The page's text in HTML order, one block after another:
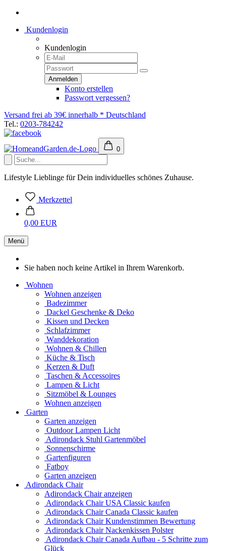
Kundenlogin
Kundenlogin
Konto erstellen
Passwort vergessen?
Versand frei ab 39€ innerhalb * Deutschland
Tel.: 0203-784242
0
Lifestyle Lieblinge für Dein individuelles schönes Zuhause.
Merkzettel
0,00 EUR
Menü
Sie haben noch keine Artikel in Ihrem Warenkorb.
Wohnen
Wohnen anzeigen
Badezimmer
Dackel Geschenke & Deko
Kissen und Decken
Schlafzimmer
Wanddekoration
Wohnen & Chillen
Küche & Tisch
Kerzen & Duft
Taschen & Accessoires
Lampen & Licht
Sitzmöbel & Lounges
Wohnen anzeigen
Garten
Garten anzeigen
Outdoor Lampen Licht
Adirondack Stuhl Gartenmöbel
Sonnenschirme
Gartenfiguren
Fatboy
Garten anzeigen
Adirondack Chair
Adirondack Chair anzeigen
Adirondack Chair USA Classic kaufen
Adirondack Chair Canada Classic kaufen
Adirondack Chair Kundenstimmen Bewertung
Adirondack Chair Nackenkissen Polster
Adirondack Chair Canada Aufbau - 5 Schritte zum
Glück